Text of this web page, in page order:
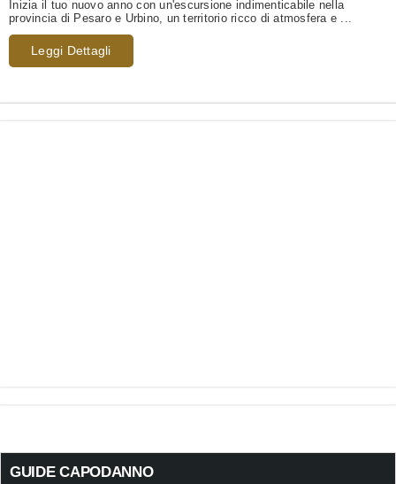
Inizia il tuo nuovo anno con un'escursione indimenticabile nella
provincia di Pesaro e Urbino, un territorio ricco di atmosfera e ...
Leggi Dettagli
GUIDE CAPODANNO